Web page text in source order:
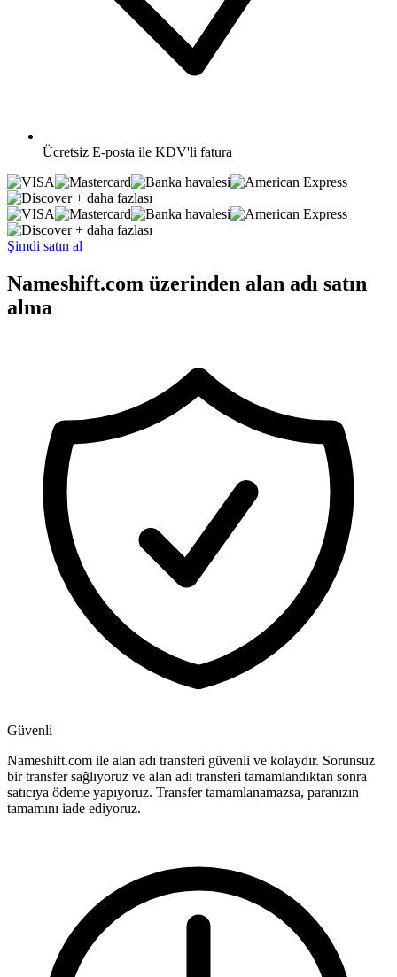
Ücretsiz E-posta ile KDV'li fatura
+ daha fazlası
+ daha fazlası
Şimdi satın al
Nameshift.com üzerinden alan adı satın
alma
Güvenli
Nameshift.com ile alan adı transferi güvenli ve kolaydır. Sorunsuz
bir transfer sağlıyoruz ve alan adı transferi tamamlandıktan sonra
satıcıya ödeme yapıyoruz. Transfer tamamlanamazsa, paranızın
tamamını iade ediyoruz.